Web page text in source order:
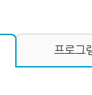
프로그